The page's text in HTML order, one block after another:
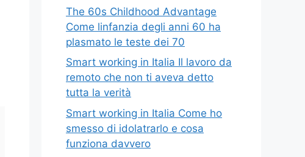
The 60s Childhood Advantage
Come linfanzia degli anni 60 ha
plasmato le teste dei 70
Smart working in Italia Il lavoro da
remoto che non ti aveva detto
tutta la verità
Smart working in Italia Come ho
smesso di idolatrarlo e cosa
funziona davvero